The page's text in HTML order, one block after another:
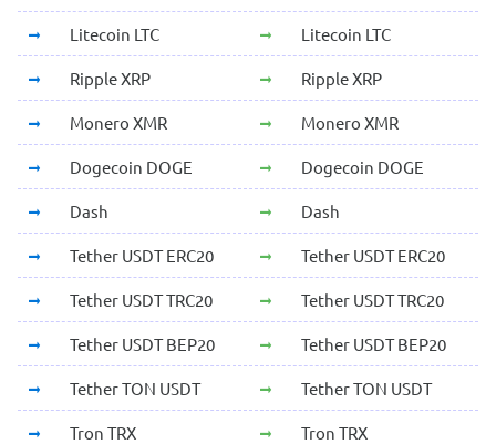
Litecoin LTC Litecoin LTC
Ripple XRP Ripple XRP
Monero XMR Monero XMR
Dogecoin DOGE Dogecoin DOGE
Dash Dash
Tether USDT ERC20 Tether USDT ERC20
Tether USDT TRC20 Tether USDT TRC20
Tether USDT BEP20 Tether USDT BEP20
Tether TON USDT Tether TON USDT
Tron TRX Tron TRX